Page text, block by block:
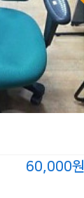
60,000원